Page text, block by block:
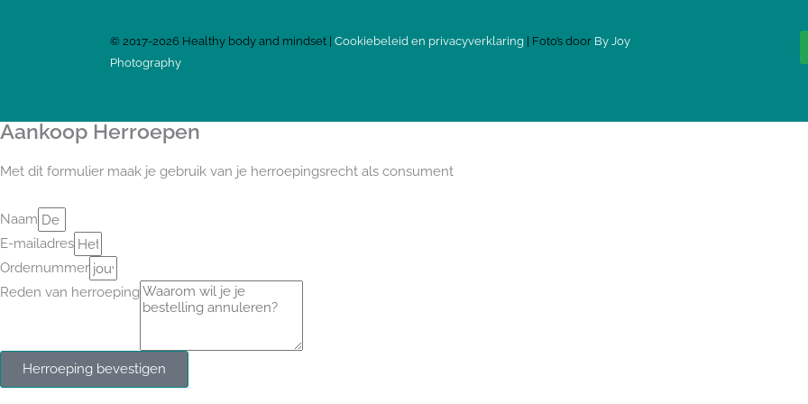
© 2017-2026 Healthy body and mindset | Cookiebeleid en privacyverklaring | Foto’s door By Joy
Photography
Aankoop Herroepen
Met dit formulier maak je gebruik van je herroepingsrecht als consument
Naam
E-mailadres
Ordernummer
Reden van herroeping
Herroeping bevestigen